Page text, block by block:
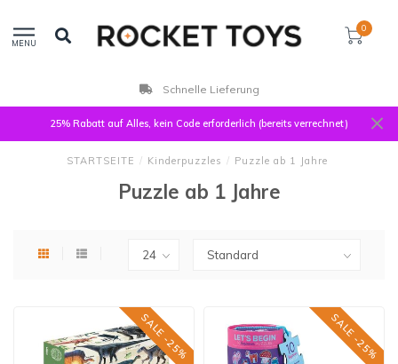
MENU
0
Schnelle Lieferung
25% Rabatt auf Alles, kein Code erforderlich (bereits verrechnet)
STARTSEITE / Kinderpuzzles / Puzzle ab 1 Jahre
Puzzle ab 1 Jahre
SALE -25% SALE -25%